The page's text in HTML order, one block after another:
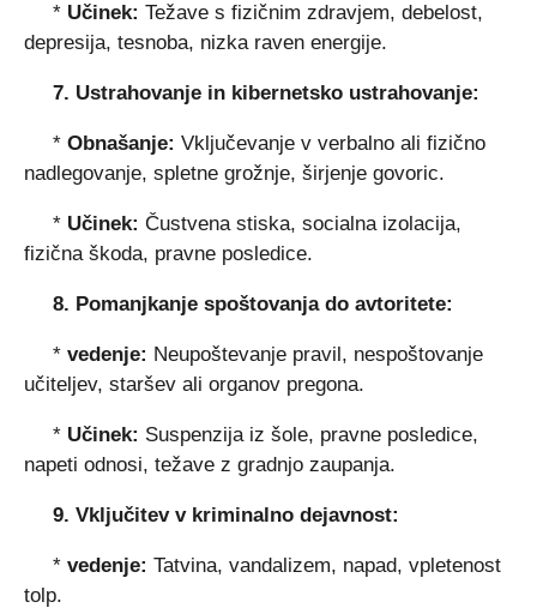
* Učinek: Težave s fizičnim zdravjem, debelost,
depresija, tesnoba, nizka raven energije.
7. Ustrahovanje in kibernetsko ustrahovanje:
* Obnašanje: Vključevanje v verbalno ali fizično
nadlegovanje, spletne grožnje, širjenje govoric.
* Učinek: Čustvena stiska, socialna izolacija,
fizična škoda, pravne posledice.
8. Pomanjkanje spoštovanja do avtoritete:
* vedenje: Neupoštevanje pravil, nespoštovanje
učiteljev, staršev ali organov pregona.
* Učinek: Suspenzija iz šole, pravne posledice,
napeti odnosi, težave z gradnjo zaupanja.
9. Vključitev v kriminalno dejavnost:
* vedenje: Tatvina, vandalizem, napad, vpletenost
tolp.